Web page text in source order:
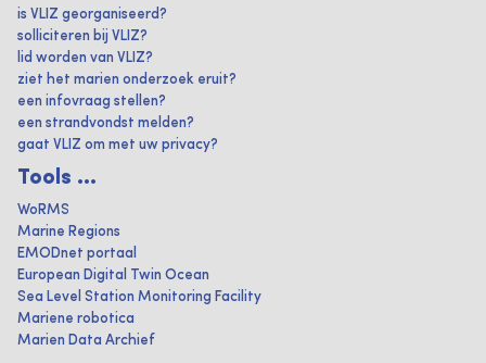
is VLIZ georganiseerd?
solliciteren bij VLIZ?
lid worden van VLIZ?
ziet het marien onderzoek eruit?
een infovraag stellen?
een strandvondst melden?
gaat VLIZ om met uw privacy?
Tools ...
WoRMS
Marine Regions
EMODnet portaal
European Digital Twin Ocean
Sea Level Station Monitoring Facility
Mariene robotica
Marien Data Archief